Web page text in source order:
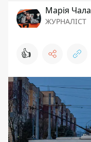
Марія Чала
ЖУРНАЛІСТ
👍